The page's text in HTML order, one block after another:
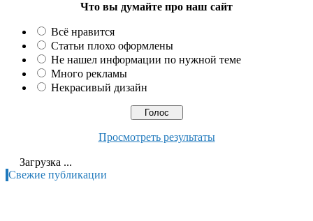
Что вы думайте про наш сайт
Всё нравится
Статьи плохо оформлены
Не нашел информации по нужной теме
Много рекламы
Некрасивый дизайн
Просмотреть результаты
Загрузка ...
Свежие публикации